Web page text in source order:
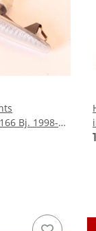
Bj. 1998-